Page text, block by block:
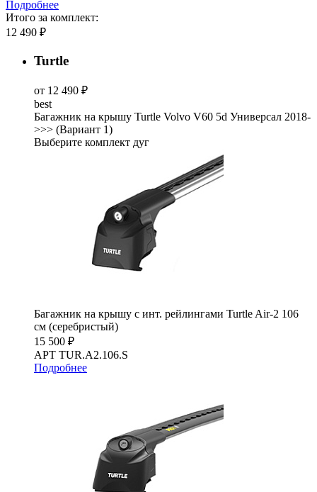
Подробнее
Итого за комплект:
12 490 ₽
Turtle
от 12 490 ₽
best
Багажник на крышу Turtle Volvo V60 5d Универсал 2018-
>>> (Вариант 1)
Выберите комплект дуг
Багажник на крышу с инт. рейлингами Turtle Air-2 106
см (серебристый)
15 500 ₽
АРТ TUR.A2.106.S
Подробнее